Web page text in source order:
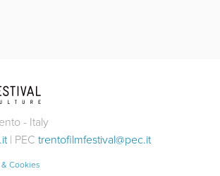
- Italy
| PEC trentofilmfestival@pec.it
Cookies